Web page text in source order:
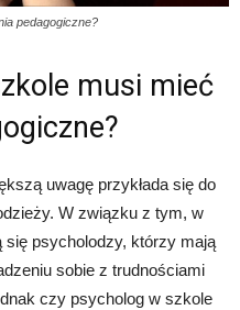
pedagogiczne?
musi mieć
uwagę przykłada się do
W związku z tym, w
się psycholodzy, którzy mają
sobie z trudnościami
czy psycholog w szkole